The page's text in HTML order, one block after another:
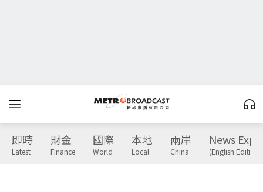
即時
Latest
財金
Finance
國際
World
本地
Local
兩岸
China
News
(English Edition)